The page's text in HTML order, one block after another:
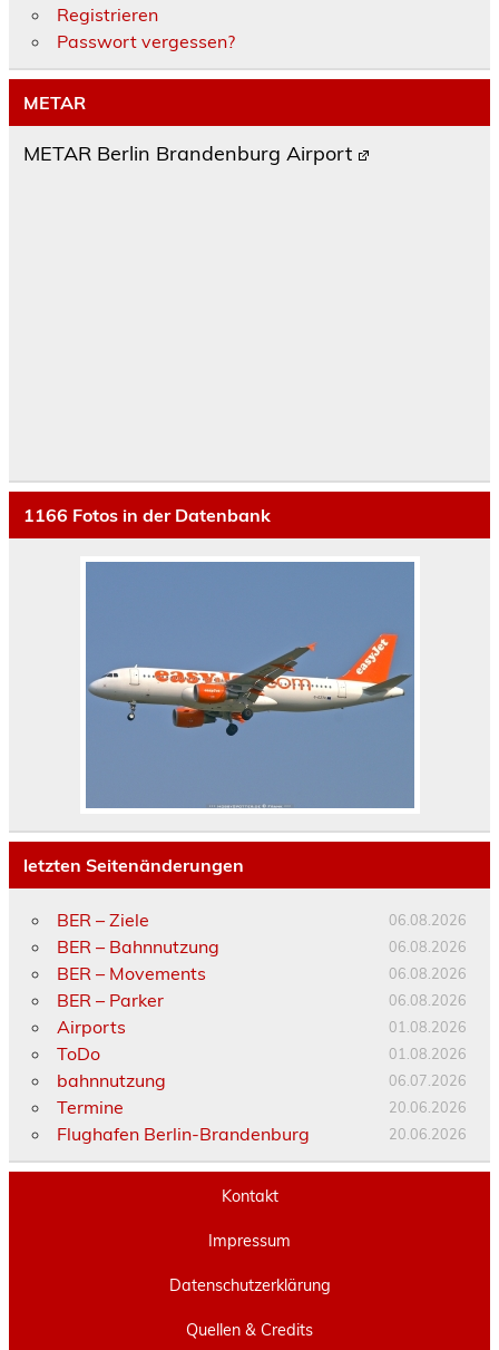
Registrieren
Passwort vergessen?
METAR
METAR Berlin Brandenburg Airport
1166 Fotos in der Datenbank
letzten Seitenänderungen
BER – Ziele 06.08.2026
BER – Bahnnutzung 06.08.2026
BER – Movements 06.08.2026
BER – Parker 06.08.2026
Airports 01.08.2026
ToDo 01.08.2026
bahnnutzung 06.07.2026
Termine 20.06.2026
Flughafen Berlin-Brandenburg 20.06.2026
Kontakt
Impressum
Datenschutzerklärung
Quellen & Credits